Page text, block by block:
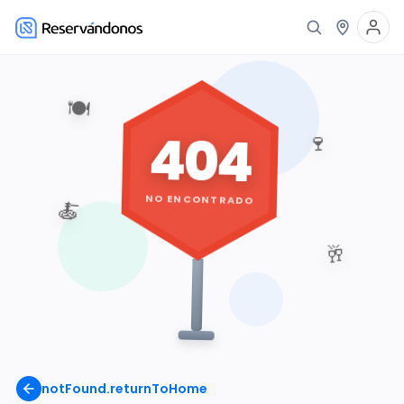
notFound.returnToHome
🍽️
🍷
🥂
🍝
404
NO ENCONTRADO